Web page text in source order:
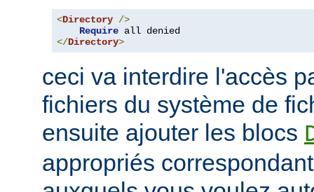
<Directory />
Require
</Directory>
ceci va interdire l'accès
fichiers du système de
ensuite ajouter les blocs
appropriés